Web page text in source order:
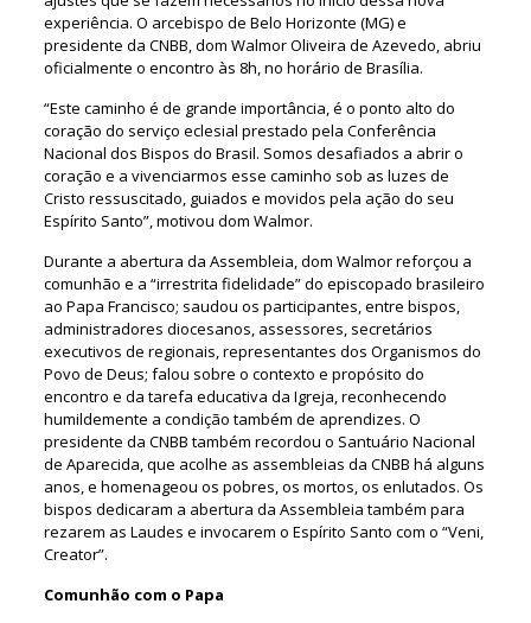
experiência. O arcebispo de Belo Horizonte (MG) e
presidente da CNBB, dom Walmor Oliveira de Azevedo, abriu
oficialmente o encontro às 8h, no horário de Brasília.
“Este caminho é de grande importância, é o ponto alto do
coração do serviço eclesial prestado pela Conferência
Nacional dos Bispos do Brasil. Somos desafiados a abrir o
coração e a vivenciarmos esse caminho sob as luzes de
Cristo ressuscitado, guiados e movidos pela ação do seu
Espírito Santo”, motivou dom Walmor.
Durante a abertura da Assembleia, dom Walmor reforçou a
comunhão e a “irrestrita fidelidade” do episcopado brasileiro
ao Papa Francisco; saudou os participantes, entre bispos,
administradores diocesanos, assessores, secretários
executivos de regionais, representantes dos Organismos do
Povo de Deus; falou sobre o contexto e propósito do
encontro e da tarefa educativa da Igreja, reconhecendo
humildemente a condição também de aprendizes. O
presidente da CNBB também recordou o Santuário Nacional
de Aparecida, que acolhe as assembleias da CNBB há alguns
anos, e homenageou os pobres, os mortos, os enlutados. Os
bispos dedicaram a abertura da Assembleia também para
rezarem as Laudes e invocarem o Espírito Santo com o “Veni,
Creator”.
Comunhão com o Papa